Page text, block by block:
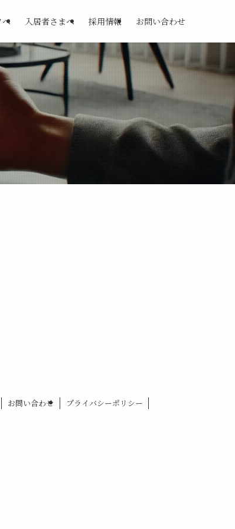
ベ 入居者さまへ 採用情報 お問い合わせ
お問い合わせ プライバシーポリシー